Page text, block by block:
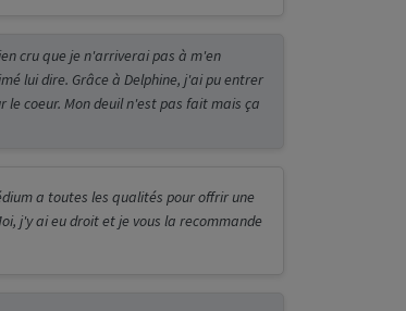
cru que je n'arriverai pas à m'en
lui dire. Grâce à Delphine, j'ai pu entrer
coeur. Mon deuil n'est pas fait mais ça
a toutes les qualités pour offrir une
j'y ai eu droit et je vous la recommande